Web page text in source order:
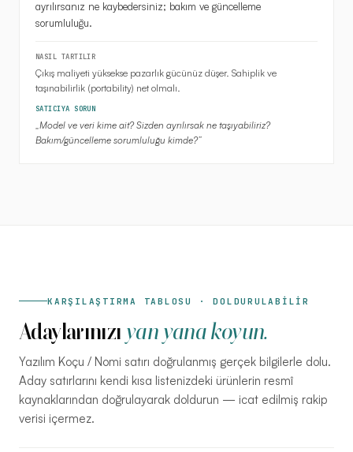
ayrılırsanız ne kaybedersiniz; bakım ve güncelleme
sorumluluğu.
NASIL TARTILIR
Çıkış maliyeti yüksekse pazarlık gücünüz düşer. Sahiplik ve
taşınabilirlik (portability) net olmalı.
SATICIYA SORUN
„Model ve veri kime ait? Sizden ayrılırsak ne taşıyabiliriz?
Bakım/güncelleme sorumluluğu kimde?”
KARŞILAŞTIRMA TABLOSU · DOLDURULABİLİR
Adaylarınızı yan yana koyun.
Yazılım Koçu / Nomi satırı doğrulanmış gerçek bilgilerle dolu.
Aday satırlarını kendi kısa listenizdeki ürünlerin resmî
kaynaklarından doğrulayarak doldurun — icat edilmiş rakip
verisi içermez.